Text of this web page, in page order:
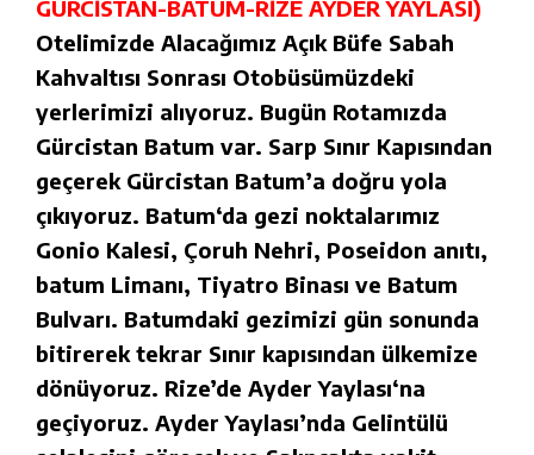
GÜRCİSTAN-BATUM-RİZE AYDER YAYLASI)
Otelimizde Alacağımız Açık Büfe Sabah
Kahvaltısı Sonrası Otobüsümüzdeki
yerlerimizi alıyoruz. Bugün Rotamızda
Gürcistan Batum var. Sarp Sınır Kapısından
geçerek Gürcistan Batum’a doğru yola
çıkıyoruz. Batum‘da gezi noktalarımız
Gonio Kalesi, Çoruh Nehri, Poseidon anıtı,
batum Limanı, Tiyatro Binası ve Batum
Bulvarı. Batumdaki gezimizi gün sonunda
bitirerek tekrar Sınır kapısından ülkemize
dönüyoruz. Rize’de Ayder Yaylası‘na
geçiyoruz. Ayder Yaylası’nda Gelintülü